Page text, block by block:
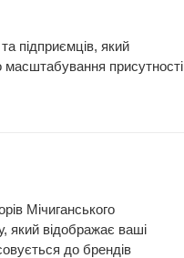
підприємців, який
масштабування присутності
Мічиганського
який відображає ваші
до брендів